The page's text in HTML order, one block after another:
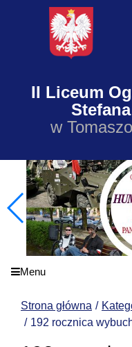
II Liceum
w
Menu
Strona główna
192 rocznica